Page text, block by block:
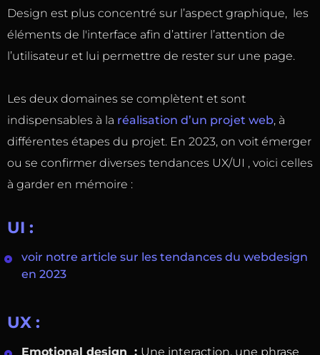
Design est plus concentré sur l’aspect graphique, les
éléments de l'interface afin d’attirer l’attention de
l’utilisateur et lui permettre de rester sur une page.
Les deux domaines se complètent et sont
indispensables à la réalisation d’un projet web, à
différentes étapes du projet. En 2023, on voit émerger
ou se confirmer diverses tendances UX/UI , voici celles
à garder en mémoire :
UI :
voir notre article sur les tendances du webdesign
en 2023
UX :
Emotional design : Une interaction, une phrase